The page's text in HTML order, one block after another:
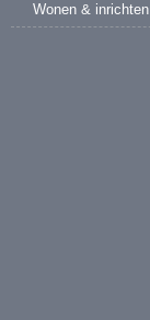
Wonen & inrichten